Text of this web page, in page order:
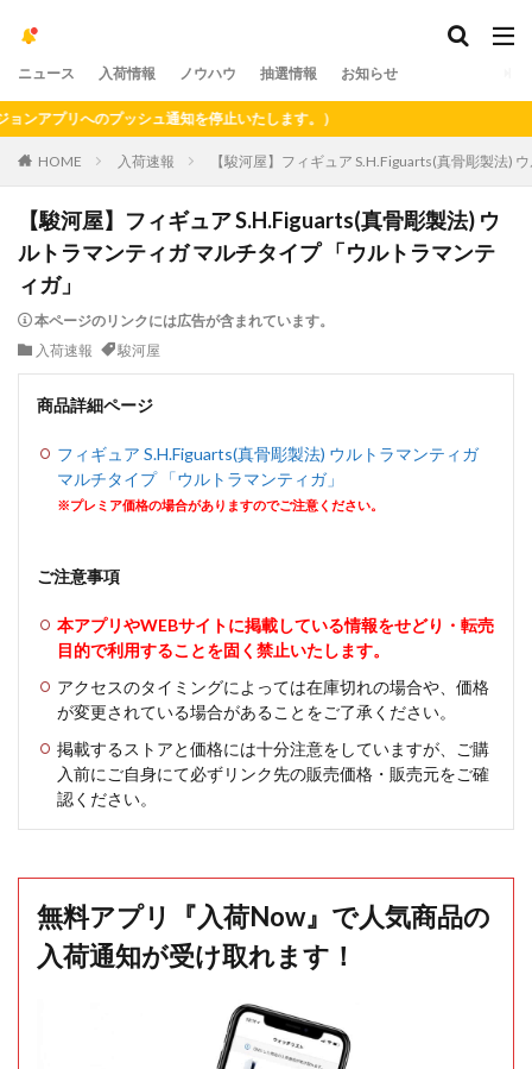
ニュース 入荷情報 ノウハウ 抽選情報 お知らせ
リへのプッシュ通知を停止いたします。）
HOME 入荷速報 【駿河屋】フィギュア S.H.Figuarts(真骨彫製法)
【駿河屋】フィギュア S.H.Figuarts(真骨彫製法) ウ
ルトラマンティガ マルチタイプ 「ウルトラマンテ
ィガ」
本ページのリンクには広告が含まれています。
入荷速報
駿河屋
商品詳細ページ
フィギュア S.H.Figuarts(真骨彫製法) ウルトラマンティガ
マルチタイプ 「ウルトラマンティガ」
※プレミア価格の場合がありますのでご注意ください。
ご注意事項
本アプリやWEBサイトに掲載している情報をせどり・転売
目的で利用することを固く禁止いたします。
アクセスのタイミングによっては在庫切れの場合や、価格
が変更されている場合があることをご了承ください。
掲載するストアと価格には十分注意をしていますが、ご購
入前にご自身にて必ずリンク先の販売価格・販売元をご確
認ください。
無料アプリ『入荷Now』で人気商品の
入荷通知が受け取れます！